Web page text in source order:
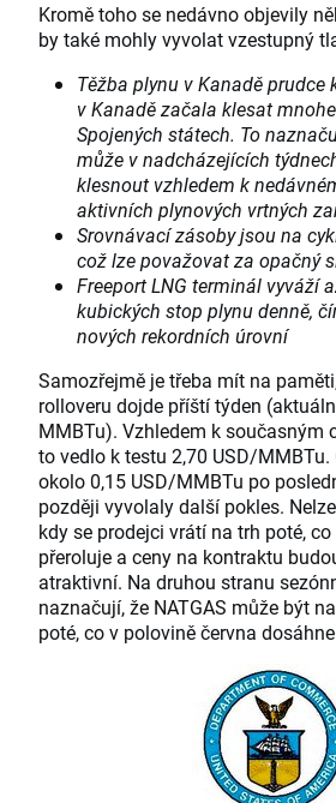
Kromě toho se nedávno objevily
by také mohly vyvolat vzestupný
Těžba plynu v Kanadě prudce
v Kanadě začala klesat
Spojených státech. To
může v nadcházejících
klesnout vzhledem k
aktivních plynových vrtných
Srovnávací zásoby jsou na
což lze považovat za opačný
Freeport LNG terminál vyváží
kubických stop plynu denně,
nových rekordních úrovní
Samozřejmě je třeba mít na
rolloveru dojde příští týden
MMBTu). Vzhledem k současným
to vedlo k testu 2,70 USD/
okolo 0,15 USD/MMBTu po
později vyvolaly další pokles.
kdy se prodejci vrátí na trh poté,
přeroluje a ceny na kontraktu
atraktivní. Na druhou stranu
naznačují, že NATGAS může být
poté, co v polovině června